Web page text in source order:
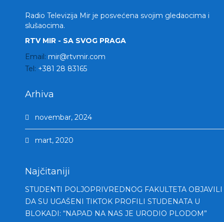
Radio Televizija Mir je posvećena svojim gledaocima i
slušaocima.
RTV MIR - SA SVOG PRAGA
Email: mir@rtvmir.com
Tel: +381 28 83165
Arhiva
novembar, 2024
mart, 2020
Najčitaniji
STUDENTI POLJOPRIVREDNOG FAKULTETA OBJAVILI
DA SU UGAŠENI TIKTOK PROFILI STUDENATA U
BLOKADI: “NAPAD NA NAS JE URODIO PLODOM”